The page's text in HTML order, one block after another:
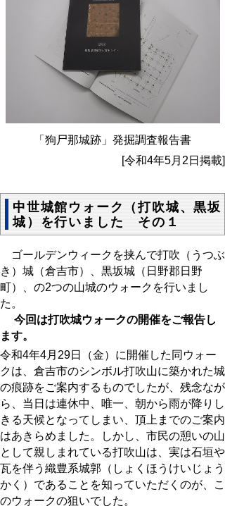
「狗尸那城跡」発掘調査報告書
[令和4年5月2日掲載]
中世城館ウォーク（打吹城、黒坂
城）を行いました その１
ゴールデンウィークを挟んで打吹（うつぶ
き）城（倉吉市）、黒坂城（日野郡日野
町）、の2つの山城のウォークを行いまし
た。
今回は打吹城ウォークの開催をご報告し
ます。
令和4年4月29日（金）に開催した同ウォー
クは、倉吉市のシンボル打吹山に築かれた城
の痕跡をご案内するものでしたが、残念なが
ら、当日は連休中、唯一、朝から雨が降りし
きる天候となってしまい、頂上までのご案内
はあきらめました。しかし、市民の憩いの山
として親しまれている打吹山は、実は石垣や
瓦を伴う織豊系城郭（しょくほうけいじょう
かく）であることを知っていただくのが、こ
のウォークの狙いでした。